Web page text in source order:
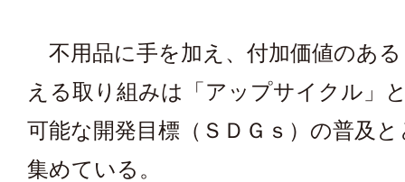
不用品に手を加え、付加価値のあ
える取り組みは「アップサイクル」
可能な開発目標（ＳＤＧｓ）の普及
集めている。